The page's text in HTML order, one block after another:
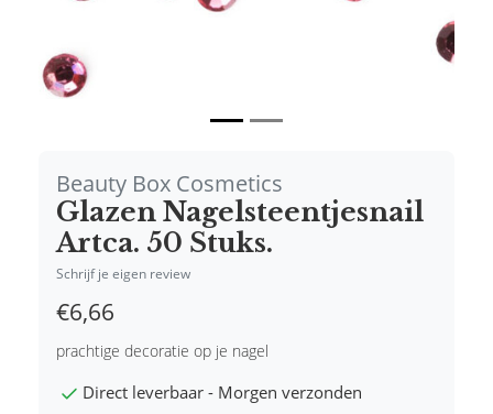
Beauty Box Cosmetics
Glazen Nagelsteentjesnail
Artca. 50 Stuks.
Schrijf je eigen review
€6,66
prachtige decoratie op je nagel
Direct leverbaar - Morgen verzonden